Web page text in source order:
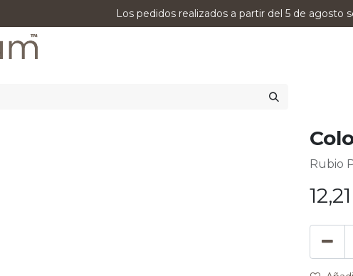
Los pedidos realizados a partir del 5 de agosto
Rubio
12,21